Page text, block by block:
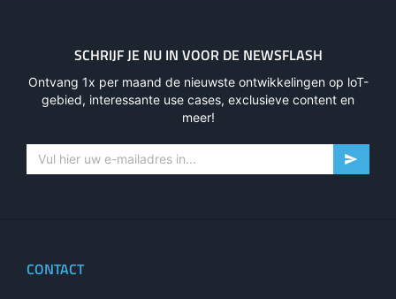
SCHRIJF JE NU IN VOOR DE NEWSFLASH
Ontvang 1x per maand de nieuwste ontwikkelingen op loT-
gebied, interessante use cases, exclusieve content en
meer!
CONTACT